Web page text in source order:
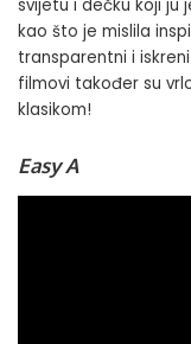
svijetu i dečku koji ju
kao što je mislila
transparentni i
filmovi također su
klasikom!
Easy A